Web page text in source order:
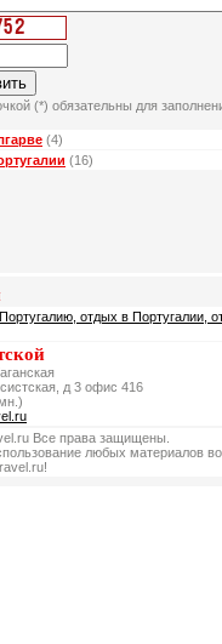
(*) обязательны для
(4)
(16)
отдых в Португалии,
д 3 офис 416
Все права защищены.
любых материалов